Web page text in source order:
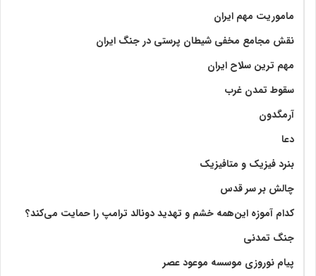
ماموریت مهم ایران
نقش مجامع مخفی شیطان پرستی در جنگ ایران
مهم ترین سلاح ایران
سقوط تمدن غرب
آرمگدون
دعا
بنرد فیزیک و متافیزیک
چالش بر سر قدس
کدام آموزه این‌همه خشم و تهدید دونالد ترامپ را حمایت می‌کند؟
جنگ تمدنی
پیام نوروزی موسسه موعود عصر